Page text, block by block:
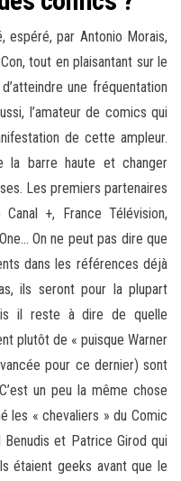
espéré, par Antonio Morais,
tout en plaisantant sur le
une fréquentation
l’amateur de comics qui
de cette ampleur.
barre haute et changer
Les premiers partenaires
+, France Télévision,
On ne peut pas dire que
dans les références déjà
ils seront pour la plupart
il reste à dire de quelle
plutôt de « puisque Warner
pour ce dernier) sont
un peu la même chose
les « chevaliers » du Comic
Benudis et Patrice Girod qui
étaient geeks avant que le